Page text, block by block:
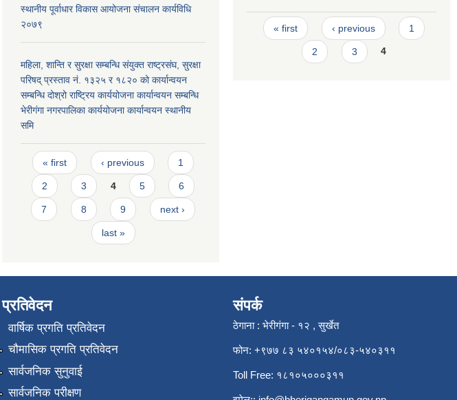
स्थानीय पूर्वाधार विकास आयोजना संचालन कार्यविधि
२०७९
महिला, शान्ति र सुरक्षा सम्बन्धि संयुक्त राष्ट्रसंघ, सुरक्षा
परिषद् प्रस्ताव नं. १३२५ र १८२० को कार्यान्वयन
सम्बन्धि दोश्रो राष्ट्रिय कार्ययोजना कार्यान्वयन सम्बन्धि
भेरीगंगा नगरपालिका कार्ययोजना कार्यान्वयन स्थानीय
समि
Pages
« first ‹ previous 1
2 3 4 5 6
7 8 9 next ›
last »
Pages
« first ‹ previous 1
2 3 4
प्रतिवेदन
वार्षिक प्रगति प्रतिवेदन
चौमासिक प्रगति प्रतिवेदन
सार्वजनिक सुनुवाई
सार्वजनिक परीक्षण
संपर्क
ठेगाना : भेरीगंगा - १२ , सुर्खेत
फोन: +९७७ ८३ ५४०१५४/०८३-५४०३११
Toll Free: १८१०५०००३११